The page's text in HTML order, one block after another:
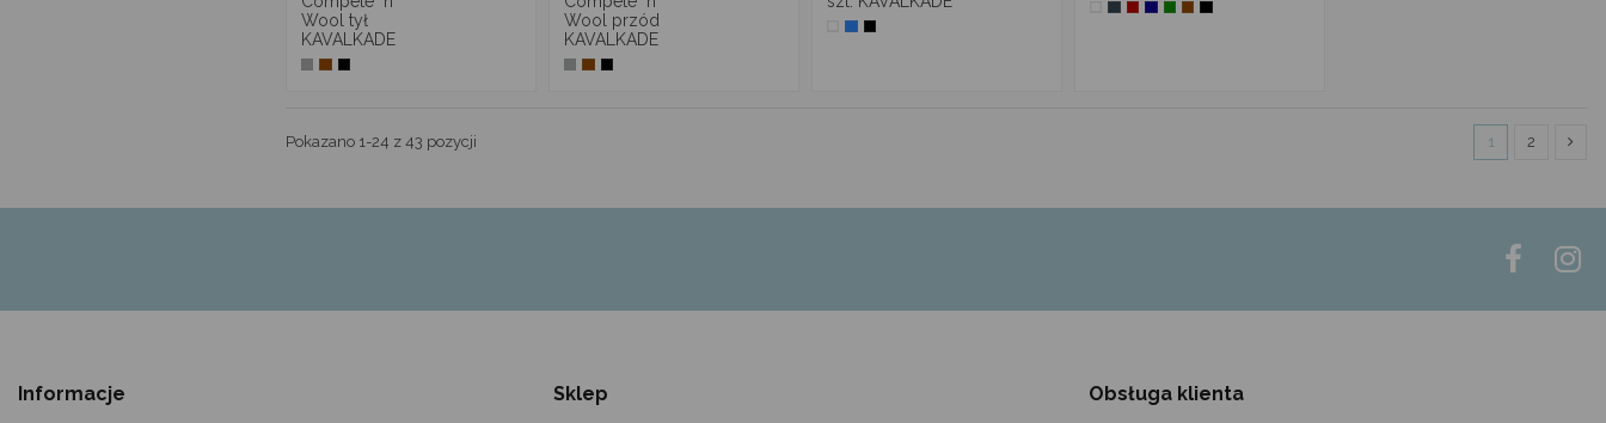
Wool tył
KAVALKADE
Wool przód
KAVALKADE
Pokazano 1-24 z 43 pozycji 1 2
Informacje Sklep Obsługa klienta